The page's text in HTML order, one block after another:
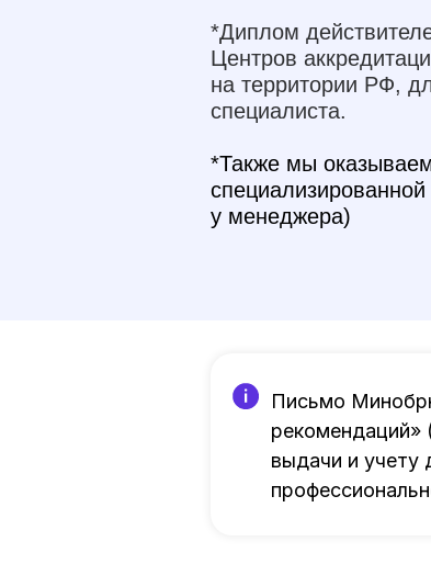
*Диплом
Центров
на территории РФ,
специалиста.
*Также мы
у менеджера)
Письмо
рекомендаций»
выдачи и учету